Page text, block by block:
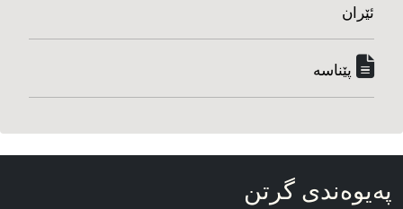
ئێران
پێناسه‌
په‌یوه‌ندی گرتن